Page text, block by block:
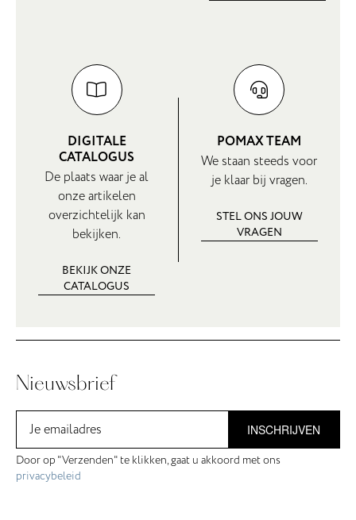
DIGITALE
CATALOGUS
De plaats waar je al
onze artikelen
overzichtelijk kan
bekijken.
BEKIJK ONZE
CATALOGUS
POMAX TEAM
We staan steeds voor
je klaar bij vragen.
STEL ONS JOUW
VRAGEN
Nieuwsbrief
INSCHRIJVEN
Door op "Verzenden" te klikken, gaat u akkoord met ons
privacybeleid